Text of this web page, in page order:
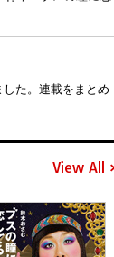
た。連載をまとめ
View All